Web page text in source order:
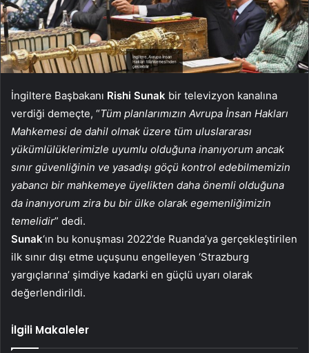
İngiltere Başbakanı Rishi Sunak bir televizyon kanalına
verdiği demeçte, “Tüm planlarımızın Avrupa İnsan Hakları
Mahkemesi de dahil olmak üzere tüm uluslararası
yükümlülüklerimizle uyumlu olduğuna inanıyorum ancak
sınır güvenliğinin ve yasadışı göçü kontrol edebilmemizin
yabancı bir mahkemeye üyelikten daha önemli olduğuna
da inanıyorum zira bu bir ülke olarak egemenliğimizin
temelidir” dedi.
Sunak‘ın bu konuşması 2022’de Ruanda’ya gerçekleştirilen
ilk sınır dışı etme uçuşunu engelleyen ‘Strazburg
yargıçlarına’ şimdiye kadarki en güçlü uyarı olarak
değerlendirildi.
İlgili Makaleler